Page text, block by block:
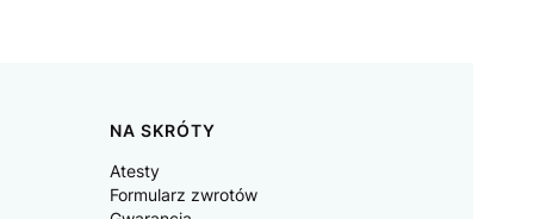
NA SKRÓTY
Atesty
Formularz zwrotów